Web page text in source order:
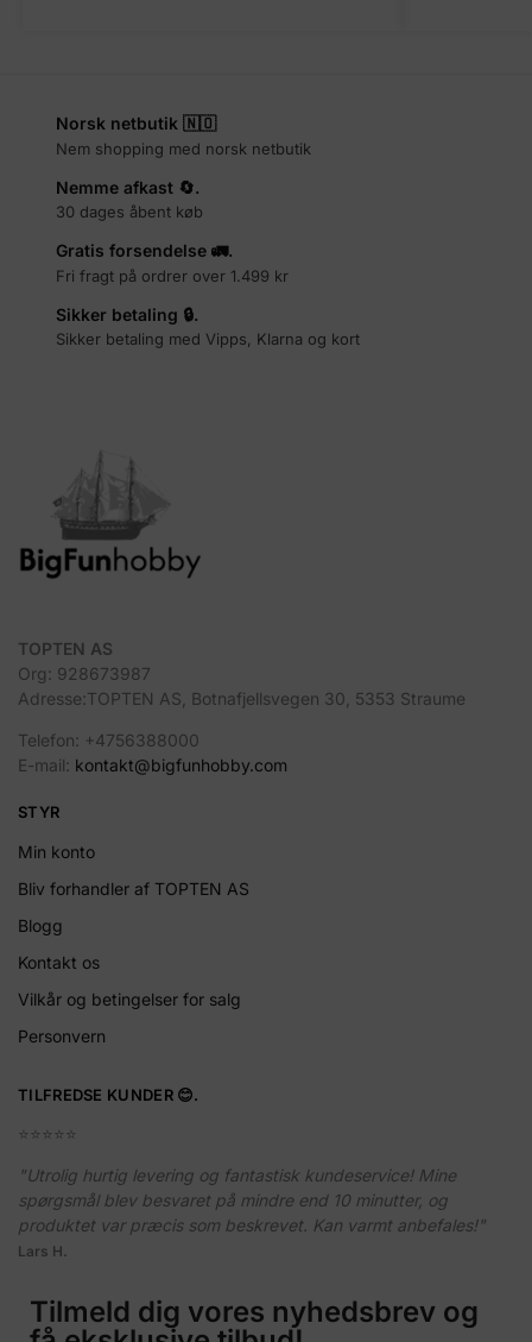
Norsk netbutik 🇳🇴
Nem shopping med norsk netbutik
Nemme afkast 🔄.
30 dages åbent køb
Gratis forsendelse 🚛.
Fri fragt på ordrer over 1.499 kr
Sikker betaling 🔒.
Sikker betaling med Vipps, Klarna og kort
TOPTEN AS
Org: 928673987
Adresse:TOPTEN AS, Botnafjellsvegen 30, 5353 Straume
Telefon: +4756388000
E-mail: kontakt@bigfunhobby.com
STYR
Min konto
Bliv forhandler af TOPTEN AS
Blogg
Kontakt os
Vilkår og betingelser for salg
Personvern
TILFREDSE KUNDER 😊.
⭐️⭐️⭐️⭐️⭐️
"Utrolig hurtig levering og fantastisk kundeservice! Mine
spørgsmål blev besvaret på mindre end 10 minutter, og
produktet var præcis som beskrevet. Kan varmt anbefales!"
Lars H.
Tilmeld dig vores nyhedsbrev og